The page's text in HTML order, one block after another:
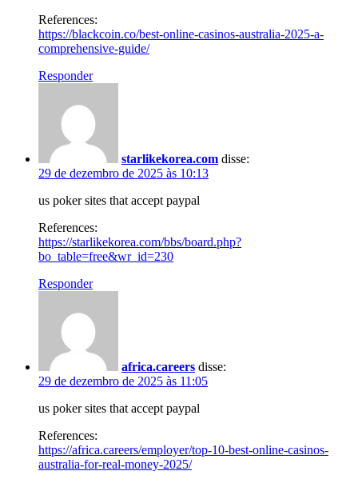
References:
https://blackcoin.co/best-online-casinos-australia-2025-a-
comprehensive-guide/
Responder
starlikekorea.com disse:
29 de dezembro de 2025 às 10:13
us poker sites that accept paypal
References:
https://starlikekorea.com/bbs/board.php?
bo_table=free&wr_id=230
Responder
africa.careers disse:
29 de dezembro de 2025 às 11:05
us poker sites that accept paypal
References:
https://africa.careers/employer/top-10-best-online-casinos-
australia-for-real-money-2025/